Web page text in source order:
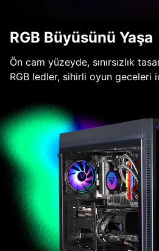
RGB Büyüsünü Yaşa
Ön cam yüzeyde, sınırsızlık
RGB ledler, sihirli oyun geceleri